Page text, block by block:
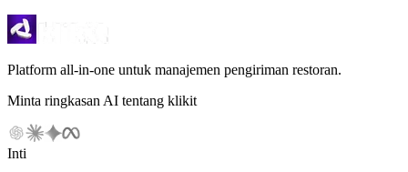
Platform all-in-one untuk manajemen pengiriman restoran.
Minta ringkasan AI tentang klikit
Inti